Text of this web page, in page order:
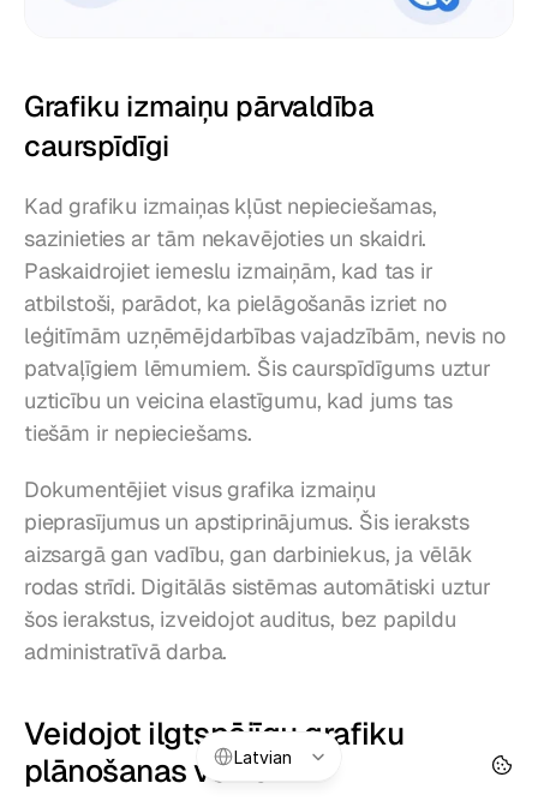
Grafiku izmaiņu pārvaldība
caurspīdīgi
Kad grafiku izmaiņas kļūst nepieciešamas,
sazinieties ar tām nekavējoties un skaidri.
Paskaidrojiet iemeslu izmaiņām, kad tas ir
atbilstoši, parādot, ka pielāgošanās izriet no
leģitīmām uzņēmējdarbības vajadzībām, nevis no
patvaļīgiem lēmumiem. Šis caurspīdīgums uztur
uzticību un veicina elastīgumu, kad jums tas
tiešām ir nepieciešams.
Dokumentējiet visus grafika izmaiņu
pieprasījumus un apstiprinājumus. Šis ieraksts
aizsargā gan vadību, gan darbiniekus, ja vēlāk
rodas strīdi. Digitālās sistēmas automātiski uztur
šos ierakstus, izveidojot auditus, bez papildu
administratīvā darba.
Veidojot ilgtspējīgu grafiku
plānošanas veiksmi
Select Language
Latvian